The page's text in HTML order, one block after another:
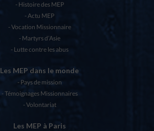
Histoire des MEP
Actu MEP
Vocation Missionnaire
Martyrs d’Asie
Lutte contre les abus
Les MEP dans le monde
Pays de mission
Témoignages Missionnaires
Volontariat
Les MEP à Paris